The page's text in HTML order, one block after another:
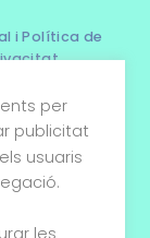
i Política de
i condicions
de cookies
per
publicitat
usuaris